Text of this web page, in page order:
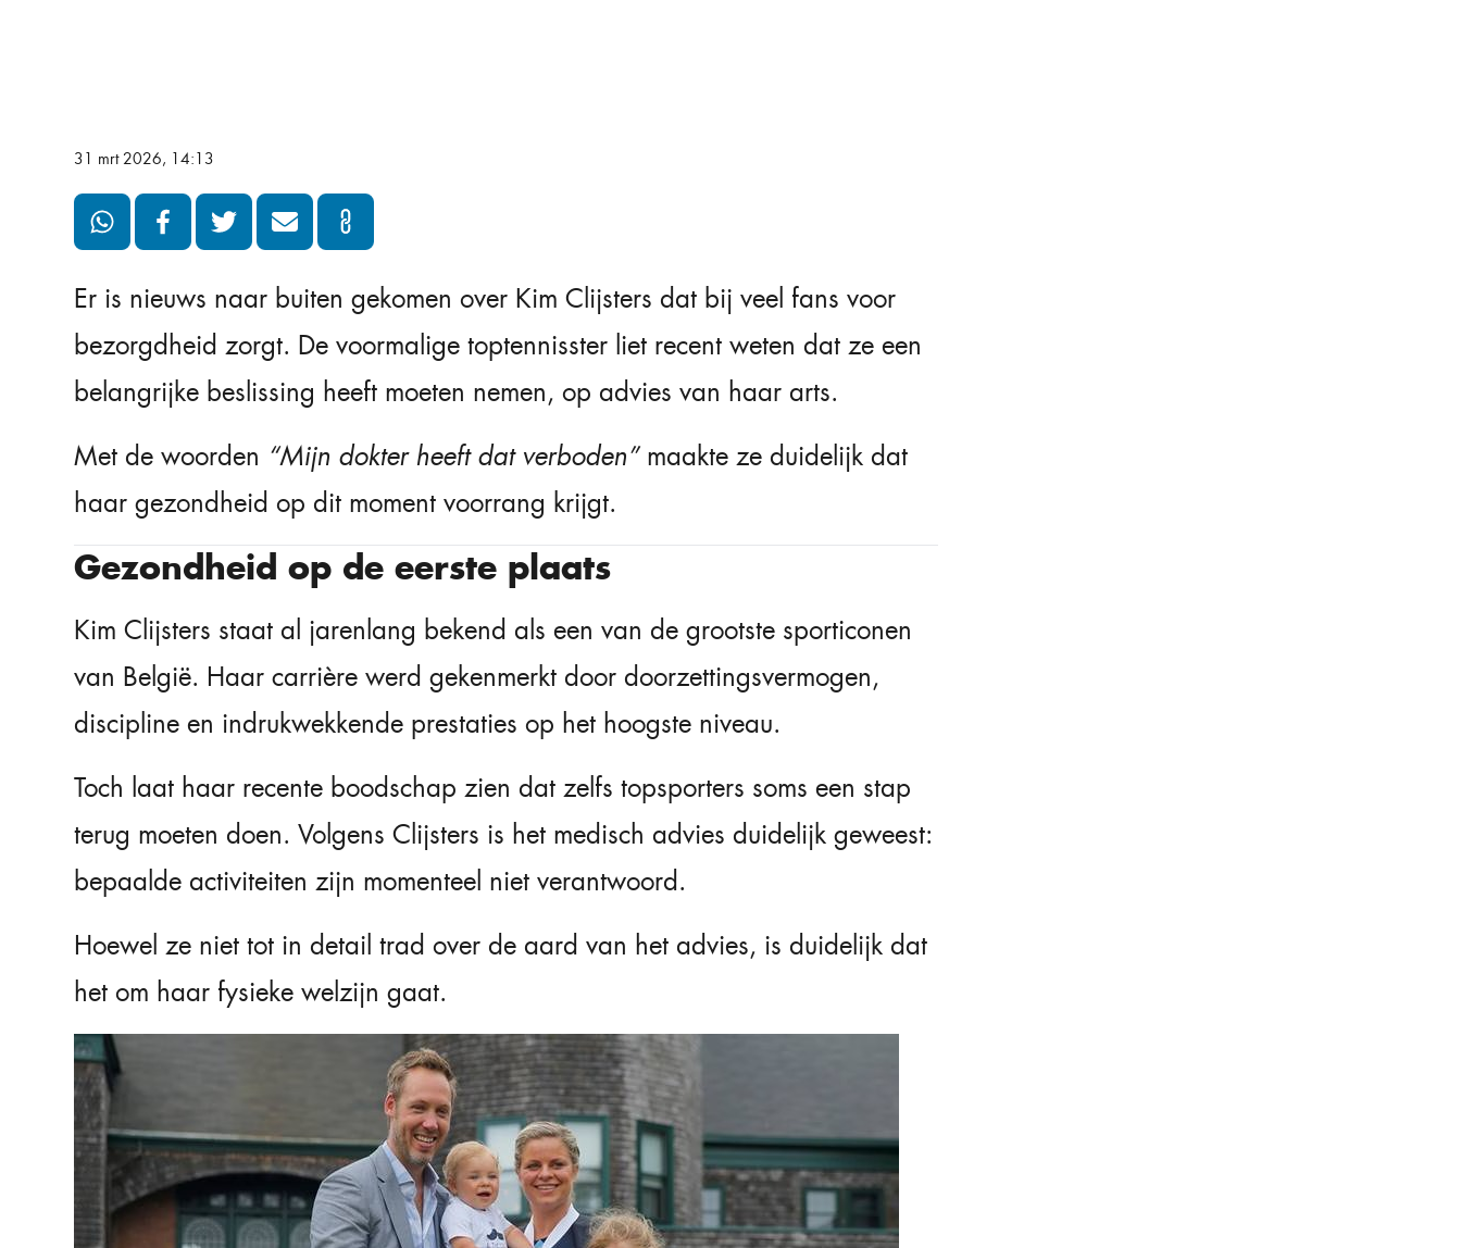
31 mrt 2026, 14:13
Er is nieuws naar buiten gekomen over Kim Clijsters dat bij veel fans voor
bezorgdheid zorgt. De voormalige toptennisster liet recent weten dat ze een
belangrijke beslissing heeft moeten nemen, op advies van haar arts.
Met de woorden “Mijn dokter heeft dat verboden”maakte ze duidelijk dat
haar gezondheid op dit moment voorrang krijgt.
Gezondheid op de eerste plaats
Kim Clijsters staat al jarenlang bekend als een van de grootste sporticonen
van België. Haar carrière werd gekenmerkt door doorzettingsvermogen,
discipline en indrukwekkende prestaties op het hoogste niveau.
Toch laat haar recente boodschap zien dat zelfs topsporters soms een stap
terug moeten doen. Volgens Clijsters is het medisch advies duidelijk geweest:
bepaalde activiteiten zijn momenteel niet verantwoord.
Hoewel ze niet tot in detail trad over de aard van het advies, is duidelijk dat
het om haar fysieke welzijn gaat.